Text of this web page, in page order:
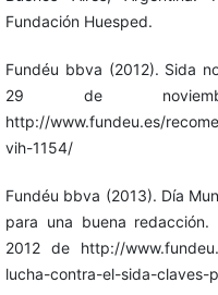
Fundación Huesped.
Fundéu bbva (2012). Sida
29 de
http://www.fundeu.es/
vih-1154/
Fundéu bbva (2013). Día
para una buena
2012 de http://
lucha-contra-el-sida-claves-